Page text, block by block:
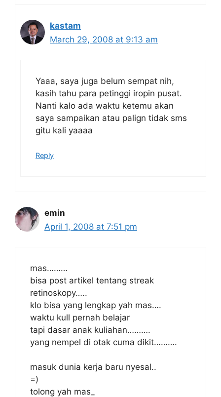
kastam
March 29, 2008 at 9:13 am
Yaaa, saya juga belum sempat nih,
kasih tahu para petinggi iropin pusat.
Nanti kalo ada waktu ketemu akan
saya sampaikan atau palign tidak sms
gitu kali yaaaa
Reply
emin
April 1, 2008 at 7:51 pm
mas………
bisa post artikel tentang streak
retinoskopy…..
klo bisa yang lengkap yah mas….
waktu kull pernah belajar
tapi dasar anak kuliahan……….
yang nempel di otak cuma dikit……….
masuk dunia kerja baru nyesal..
=)
tolong yah mas_